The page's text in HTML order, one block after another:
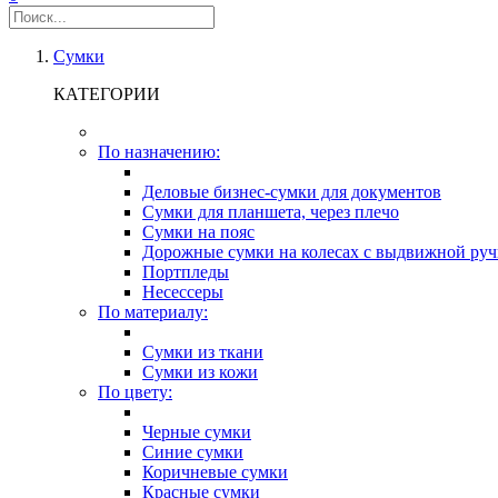
Сумки
КАТЕГОРИИ
По назначению:
Деловые бизнес-сумки для документов
Сумки для планшета, через плечо
Сумки на пояс
Дорожные сумки на колесах с выдвижной
Портпледы
Несессеры
По материалу:
Сумки из ткани
Сумки из кожи
По цвету:
Черные сумки
Синие сумки
Коричневые сумки
Красные сумки